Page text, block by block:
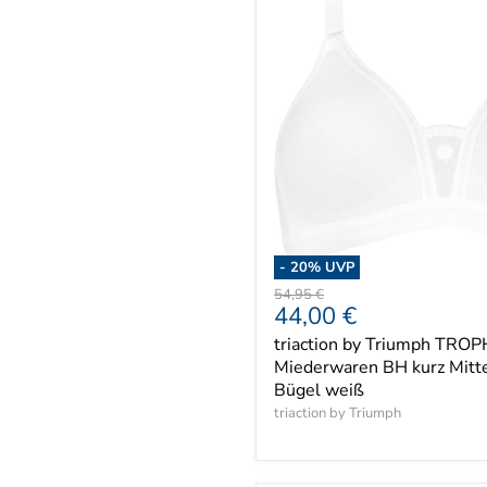
- 20% UVP
Ursprünglicher
Preis
54,95 €
Aktueller
Preis
44,00 €
triaction by Triumph
Miederwaren BH kurz
Bügel weiß
triaction by Triumph